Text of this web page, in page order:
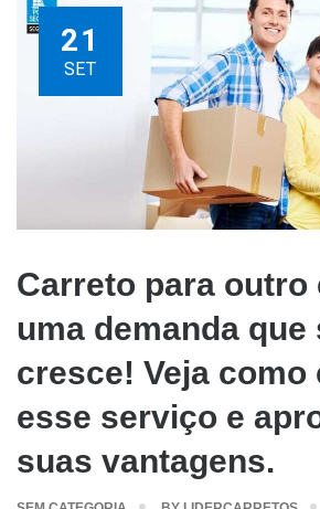
21
SET
Carreto para outro
uma demanda que
cresce! Veja como
esse serviço e
suas vantagens.